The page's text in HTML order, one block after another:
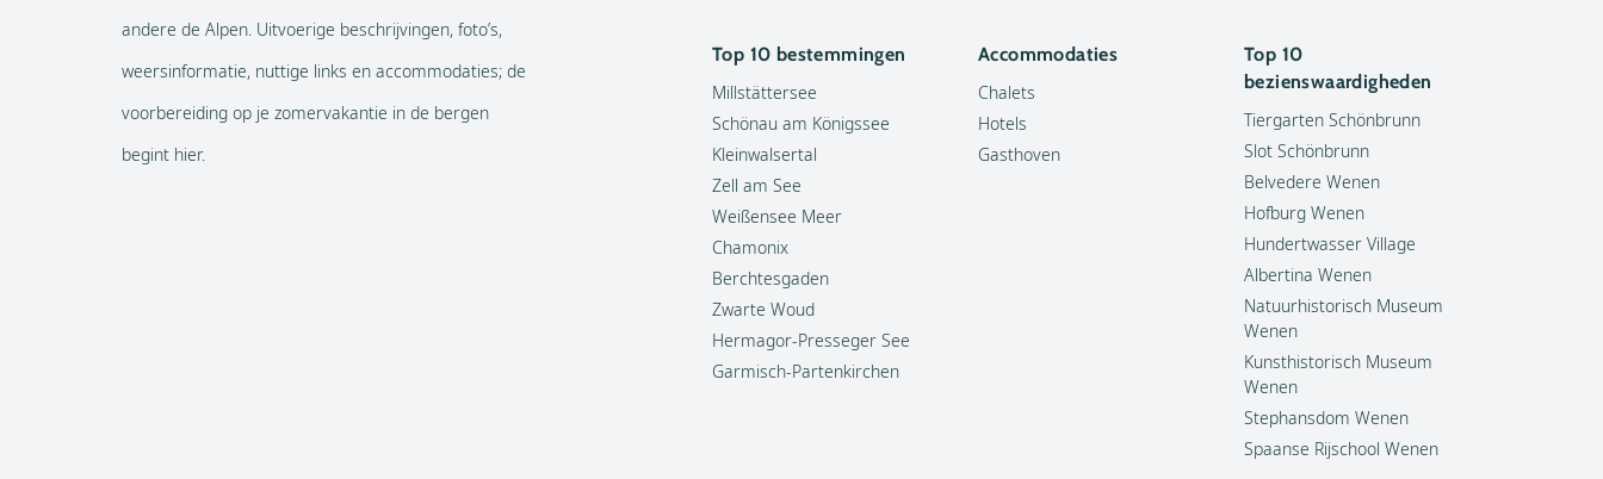
andere de Alpen. Uitvoerige beschrijvingen, foto’s,
weersinformatie, nuttige links en accommodaties; de
voorbereiding op je zomervakantie in de bergen
begint hier.
Top 10 bestemmingen
Millstättersee
Schönau am Königssee
Kleinwalsertal
Zell am See
Weißensee Meer
Chamonix
Berchtesgaden
Zwarte Woud
Hermagor-Presseger See
Garmisch-Partenkirchen
Accommodaties
Chalets
Hotels
Gasthoven
Top 10
bezienswaardigheden
Tiergarten Schönbrunn
Slot Schönbrunn
Belvedere Wenen
Hofburg Wenen
Hundertwasser Village
Albertina Wenen
Natuurhistorisch Museum
Wenen
Kunsthistorisch Museum
Wenen
Stephansdom Wenen
Spaanse Rijschool Wenen